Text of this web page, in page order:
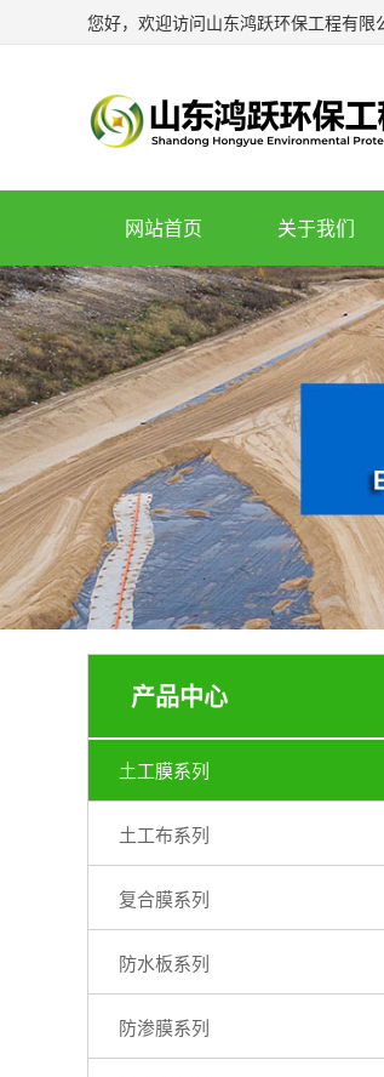
您好，欢迎访问山东鸿跃环保工程有限
网站首页 关于我们
产品中心
土工膜系列
土工布系列
复合膜系列
防水板系列
防渗膜系列